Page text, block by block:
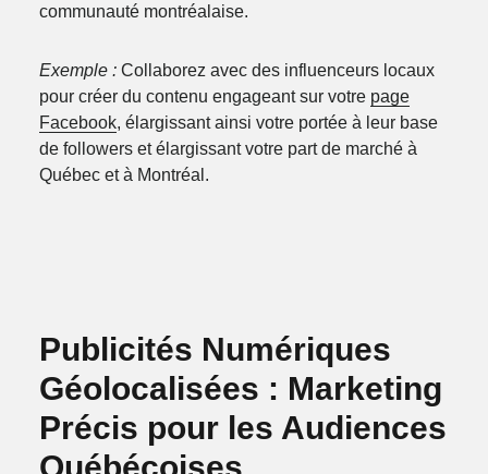
communauté montréalaise.
Exemple :Collaborez avec des influenceurs locaux
pour créer du contenu engageant sur votre page
Facebook, élargissant ainsi votre portée à leur base
de followers et élargissant votre part de marché à
Québec et à Montréal.
Publicités Numériques
Géolocalisées : Marketing
Précis pour les Audiences
Québécoises